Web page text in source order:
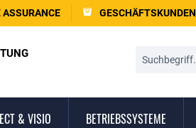
ASSURANCE GESCHÄFTSKUNDEN
& VISIO BETRIEBSSYSTEME